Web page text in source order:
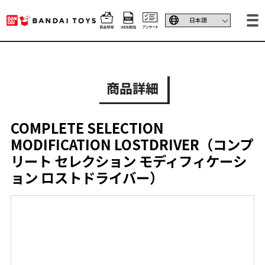
商品詳細
COMPLETE SELECTION
MODIFICATION LOSTDRIVER（コンプ
リート セレクション モディフィケーシ
ョン ロストドライバー）